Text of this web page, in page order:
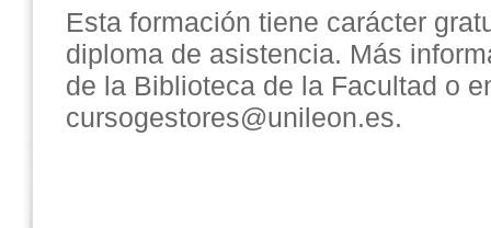
Esta formación tiene carácter
diploma de asistencia. Más
de la Biblioteca de la Facultad o
cursogestores@unileon.es.